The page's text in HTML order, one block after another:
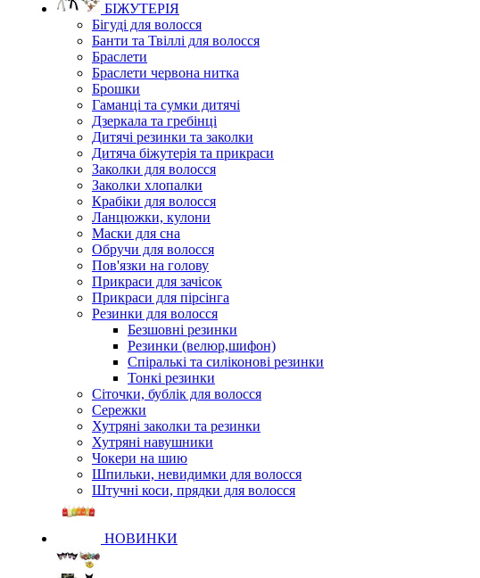
БІЖУТЕРІЯ
Бігуді для волосся
Банти та Твіллі для волосся
Браслети
Браслети червона нитка
Брошки
Гаманці та сумки дитячі
Дзеркала та гребінці
Дитячі резинки та заколки
Дитяча біжутерія та прикраси
Заколки для волосся
Заколки хлопалки
Крабіки для волосся
Ланцюжки, кулони
Маски для сна
Обручи для волосся
Пов'язки на голову
Прикраси для зачісок
Прикраси для пірсінга
Резинки для волосся
Безшовні резинки
Резинки (велюр,шифон)
Спіралькі та силіконові резинки
Тонкі резинки
Сіточки, бублік для волосся
Сережки
Хутряні заколки та резинки
Хутряні навушники
Чокери на шию
Шпильки, невидимки для волосся
Штучні коси, прядки для волосся
НОВИНКИ